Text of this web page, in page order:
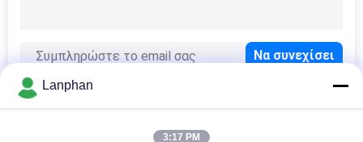
Lanphan
3:17 PM